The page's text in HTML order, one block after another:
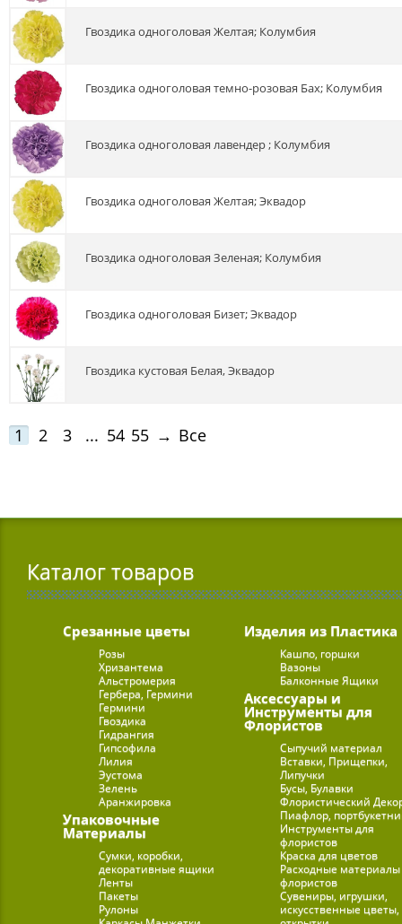
гвоздика одноголовая Желтая; Колумбия
гвоздика одноголовая темно-розовая Бах; Колумбия
гвоздика одноголовая лавендер ; Колумбия
гвоздика одноголовая Желтая; Эквадор
гвоздика одноголовая Зеленая; Колумбия
гвоздика одноголовая Бизет; Эквадор
гвоздика кустовая Белая, Эквадор
1 2 3 ... 54 55 → Все
Каталог товаров
Срезанные цветы
Розы
Хризантема
Альстромерия
Гербера, Гермини
Гермини
Гвоздика
Гидрангия
Гипсофила
Лилия
Эустома
Зелень
Аранжировка
Упаковочные
Материалы
Сумки, коробки,
декоративные ящики
Ленты
Пакеты
Рулоны
Изделия из Пластика
Кашпо, горшки
Вазоны
Балконные Ящики
Аксессуары и
Инструменты для
Флористов
Сыпучий материал
Вставки, Прищепки,
Липучки
Бусы, Булавки
Флористический
Пиафлор,
Инструменты для
флористов
Краска для цветов
Расходные
флористов
Сувениры, игрушки,
искусственные цветы,